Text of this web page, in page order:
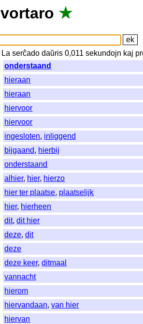
vortaro ★
La serĉado daŭris 0,011sekundojn kaj
onderstaand
hieraan
hieraan
hiervoor
hiervoor
ingesloten, inliggend
bijgaand, hierbij
onderstaand
alhier, hier, hierzo
hier ter plaatse, plaatselijk
hier, hierheen
dit,dit hier
deze,dit
deze
deze keer,ditmaal
vannacht
hierom
hiervandaan,van hier
hiervan